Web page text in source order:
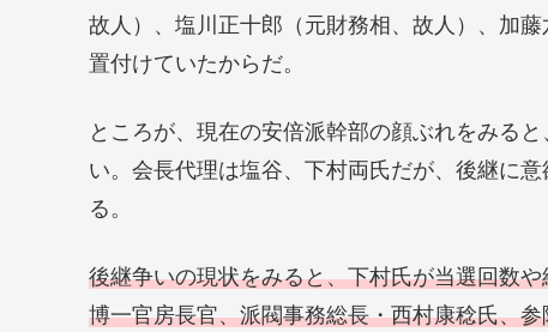
故人）、塩川正十郎（元財務相、故人）、加
置付けていたからだ。
ところが、現在の安倍派幹部の顔ぶれをみる
い。会長代理は塩谷、下村両氏だが、後継に
る。
後継争いの現状をみると、下村氏が当選回数
博一官房長官、派閥事務総長・西村康稔氏、